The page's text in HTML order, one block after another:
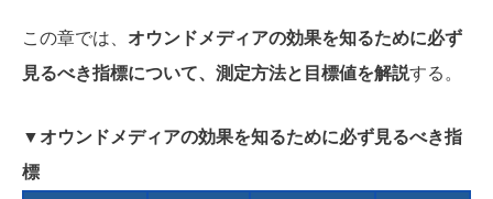
この章では、 オウンドメディアの効果を知るために必ず
見るべき指標について、測定方法と目標値を解説する。
▼オウンドメディアの効果を知るために必ず見るべき指
標